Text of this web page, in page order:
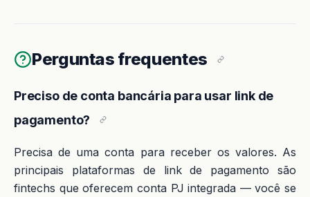
Perguntas frequentes
Preciso de conta bancária para usar link de
pagamento?
Precisa de uma conta para receber os valores. As
principais plataformas de link de pagamento são
fintechs que oferecem conta PJ integrada — você se